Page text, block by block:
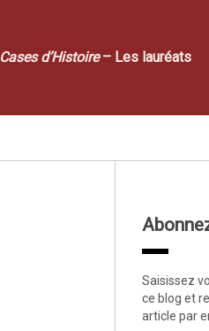
Cases d’Histoire– Les lauréats
Saisissez
ce blog et
article par